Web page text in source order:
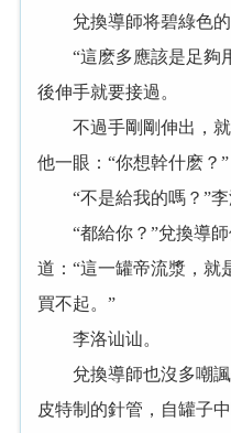
兌換導師将碧綠色的
“這麽多應該是足夠
後伸手就要接過。
不過手剛剛伸出，就
他一眼：“你想幹什麽？”
“不是給我的嗎？”李
“都給你？”兌換導師
道：“這一罐帝流漿，就
買不起。”
李洛讪讪。
兌換導師也沒多嘲諷
皮特制的針管，自罐子